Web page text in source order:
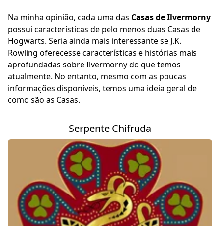
Na minha opinião, cada uma das Casas de Ilvermorny
possui características de pelo menos duas Casas de
Hogwarts. Seria ainda mais interessante se J.K.
Rowling oferecesse características e histórias mais
aprofundadas sobre Ilvermorny do que temos
atualmente. No entanto, mesmo com as poucas
informações disponíveis, temos uma ideia geral de
como são as Casas.
Serpente Chifruda